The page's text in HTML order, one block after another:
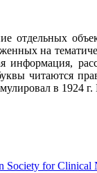
отдельных
на
информация,
читаются
в 1924 г.
for Clinical